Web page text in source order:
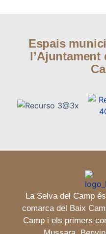
Espais
l’Ajuntament
La Selva del Camp
comarca del Baix
Camp i els primers